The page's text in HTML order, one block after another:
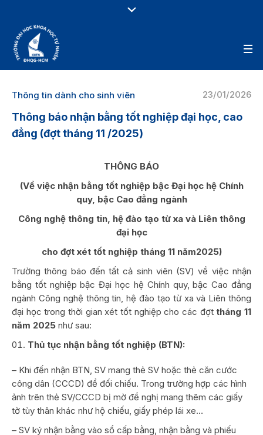
23/01/2026
Thông tin dành cho sinh viên
Thông báo nhận bằng tốt nghiệp đại học, cao
đẳng (đợt tháng 11 /2025)
THÔNG BÁO
(Về việc nhận bằng tốt nghiệp bậc Đại học hệ Chính
quy, bậc Cao đẳng ngành
Công nghệ thông tin, hệ đào tạo từ xa và Liên thông
đại học
cho đợt xét tốt nghiệp tháng 11 năm2025)
Trường thông báo đến tất cả sinh viên (SV) về việc nhận
bằng tốt nghiệp bậc Đại học hệ Chính quy, bậc Cao đẳng
ngành Công nghệ thông tin, hệ đào tạo từ xa và Liên thông
đại học trong thời gian xét tốt nghiệp cho các đợttháng 11
năm 2025 như sau:
Thủ tục nhận bằng tốt nghiệp (BTN):
– Khi đến nhận BTN, SV mang thẻ SV hoặc thẻ căn cước
công dân (CCCD) để đối chiếu. Trong trường hợp các hình
ảnh trên thẻ SV/CCCD bị mờ đề nghị mang thêm các giấy
tờ tùy thân khác như hộ chiếu, giấy phép lái xe…
– SV ký nhận bằng vào sổ cấp bằng, nhận bằng và phiếu